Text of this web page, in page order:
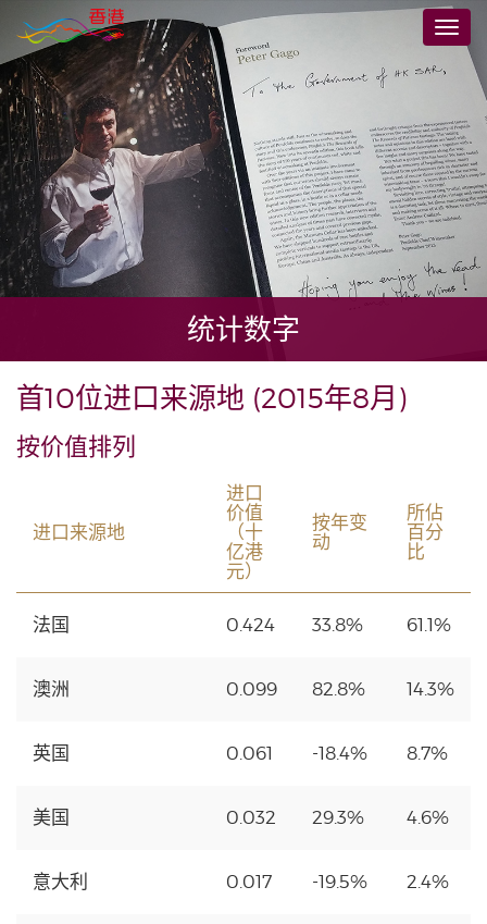
到
主
要
内
容
切
统计数字
首10位进口来源地 (2015年8月)
按价值排列
进口来源地
进口
价值
（十
亿港
元）
按年变
动
所佔
百分
比
法国 0.424 33.8% 61.1%
澳洲 0.099 82.8% 14.3%
英国 0.061 -18.4% 8.7%
美国 0.032 29.3% 4.6%
意大利 0.017 -19.5% 2.4%